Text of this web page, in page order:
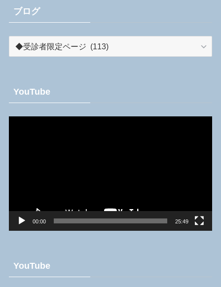
ブログ
YouTube
00:00 25:49
YouTube